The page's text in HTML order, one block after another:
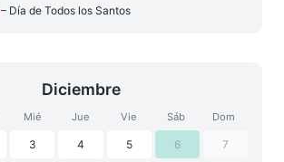
– Día de Todos los Santos
Diciembre
Mié Jue Vie Sáb Dom
3 4 5 6 7